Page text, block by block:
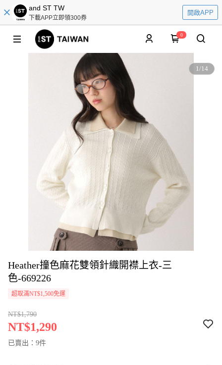
and ST TW
下載APP立即領300券
開啟APP
0
1/14
Heather撞色麻花雙領針織開襟上衣-三
色-669226
超取滿NT$1,500免運
NT$1,790
NT$1,290
已賣出：9件